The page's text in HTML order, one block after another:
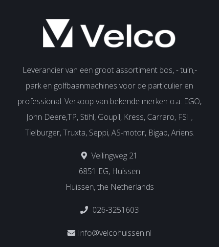
Leverancier van een groot assortiment bos, - tuin,-
park en golfbaanmachines voor de particulier en
professional. Verkoop van bekende merken o.a. EGO,
John Deere,TP, Stihl, Goupil, Kress, Carraro, FSI ,
Tielburger, Truxta, Seppi, AS-motor, Bigab, Ariens.
Veilingweg 21
6851 EG, Huissen
Huissen, the Netherlands
026-3251603
Info@velcohuissen.nl